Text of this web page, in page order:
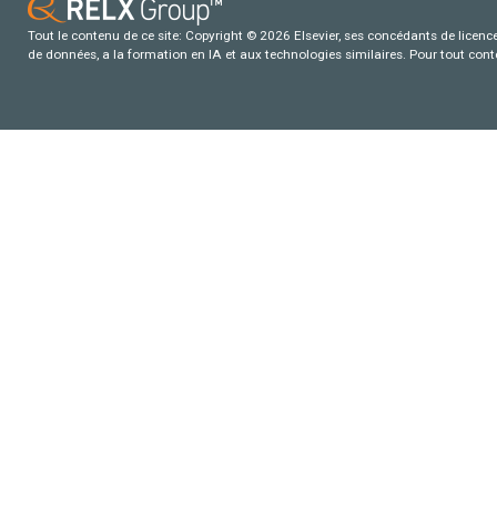
Tout le contenu de ce site: Copyright © 2026 Elsevier, ses concédants de
de données, a la formation en IA et aux technologies similaires. Pour tout